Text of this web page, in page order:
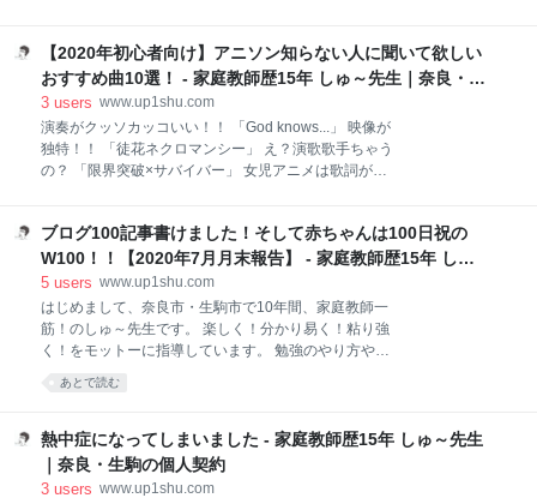
(｡>﹏<｡)現在、「シミュレーション仮説」は決定づけ
る証拠も、否定する証拠もありません。ですが、シミ
ュレーション仮説には素朴な疑問が残ります。 「その
シミュ
に入るのではないでしょうか？みなさん、お盆はどう
やって過ごしますか？僕はほとんど仕事ですが、今日
は一日早い僕の誕生日ということでお家焼き肉をやり
ました。近鉄のお肉屋さんで少し高い肉を買ったので
すがめちゃくちゃ美味しかったです！ 甘いものはあん
まり好きではないのでショートケーキをちょっと(*^^*)
ロナウイルスの影響で、帰省や旅行を自粛している方
や、そもそも夏休みが短縮され、しかも学校の宿題は
多い・・・ちょっとかわいそう(｡>﹏<｡) また受験が不
安だ
【2020年初心者向け】アニソン知らない人に聞いて欲しい
おすすめ曲10選！ - 家庭教師歴15年 しゅ～先生｜奈良・生
駒の個人契約
3 users www.up1shu.com
演奏がクッソカッコいい！！ 「God knows...」 映像が
独特！！ 「徒花ネクロマンシー」 え？演歌歌手ちゃう
の？ 「限界突破×サバイバー」 女児アニメは歌詞が良
なか離れない電波曲！！ 「お願いマッスル」 「†吸tie
Ladies†」 「メニメニマニマニ」 「灼熱スイッチ」 最
後に・・・スタイリッシュなプレイリストを作りた
い！ みなさん、突然ですがアニメは見ていますか？僕
の教えている生徒さんはたいていアニメ「鬼滅の刃」
を見ています。OPの「紅蓮華」を歌うLiSAさんは
般的になっていますね(*^^*) rockinon.com ただドラマ
いると思います。そんな人
ブログ100記事書けました！そして赤ちゃんは100日祝の
W100！！【2020年7月月末報告】 - 家庭教師歴15年 しゅ
～先生｜奈良・生駒の個人契約
5 users www.up1shu.com
はじめまして、奈良市・生駒市で10年間、家庭教師一
筋！のしゅ～先生です。 楽しく！分かり易く！粘り強
く！をモットーに指導しています。 勉強のやり方や、
家庭教師ネタをブログ発信していきますので、どうぞ
よろしくお願いします。 100記事書けました！ 良かっ
(*^^*) ★ 来月から仕事が増える(*^^*) ★ 生徒さんがテ
スト勉強とっても頑張っている＆点数アップ(*^^*) ★
投資がプラスに(*^^*) ★ メルカリがなぜか勝手に復活
あとで読む
熱中症になってしまいました - 家庭教師歴15年 しゅ～先生
｜奈良・生駒の個人契約
3 users www.up1shu.com